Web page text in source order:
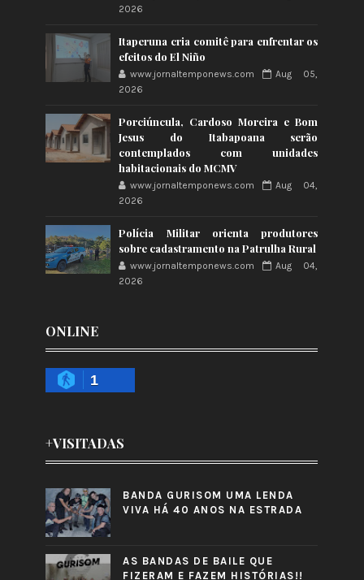
2026
Itaperuna cria comitê para enfrentar os
efeitos do El Niño
www.jornaltemponews.com
Aug 05,
2026
Porciúncula, Cardoso Moreira e Bom
Jesus do Itabapoana serão
contemplados com unidades
habitacionais do MCMV
www.jornaltemponews.com
Aug 04,
2026
Polícia Militar orienta produtores
sobre cadastramento na Patrulha Rural
www.jornaltemponews.com
Aug 04,
2026
ONLINE
1
+VISITADAS
BANDA GURISOM UMA LENDA
VIVA HÁ 40 ANOS NA ESTRADA
AS BANDAS DE BAILE QUE
FIZERAM E FAZEM HISTÓRIAS!!